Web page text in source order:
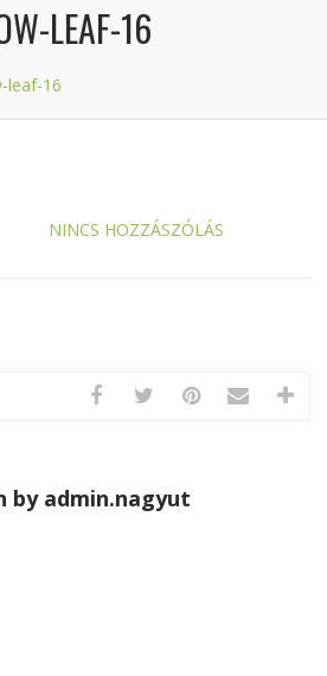
LEAF-16
leaf-16
NINCS HOZZÁSZÓLÁS
by admin.nagyut